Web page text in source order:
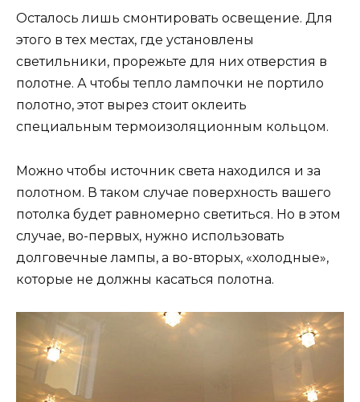
Осталось лишь смонтировать освещение. Для
этого в тех местах, где установлены
светильники, прорежьте для них отверстия в
полотне. А чтобы тепло лампочки не портило
полотно, этот вырез стоит оклеить
специальным термоизоляционным кольцом.
Можно чтобы источник света находился и за
полотном. В таком случае поверхность вашего
потолка будет равномерно светиться. Но в этом
случае, во-первых, нужно использовать
долговечные лампы, а во-вторых, «холодные»,
которые не должны касаться полотна.